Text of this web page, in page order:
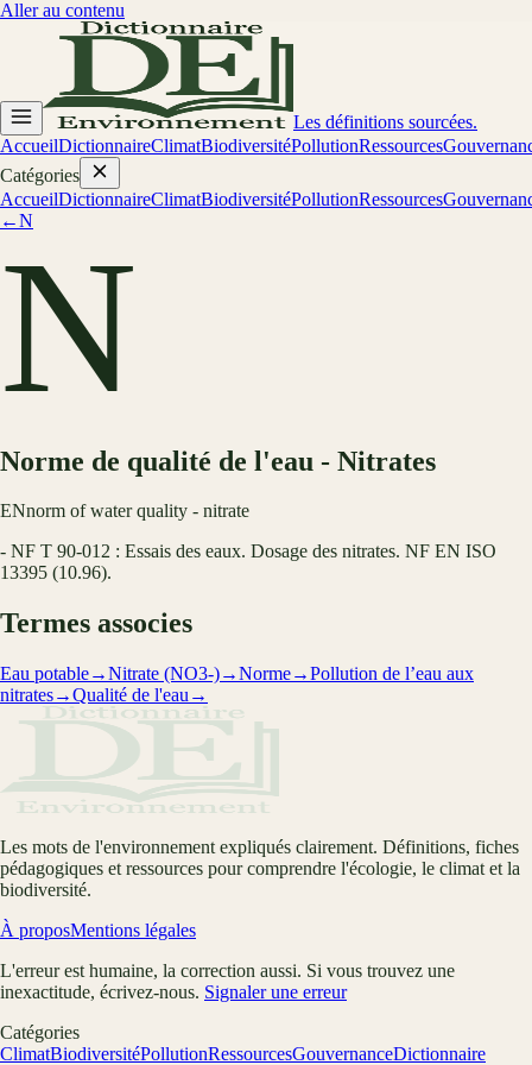
Aller au contenu
Les définitions sourcées.
AccueilDictionnaireClimatBiodiversitéPollutionRessources
Catégories
AccueilDictionnaireClimatBiodiversitéPollutionRessources
←N
N
Norme de qualité de l'eau - Nitrates
ENnorm of water quality - nitrate
- NF T 90-012 : Essais des eaux. Dosage des nitrates. NF EN ISO
13395 (10.96).
Termes associes
Eau potable→Nitrate (NO3-)→Norme→Pollution de l’eau aux
nitrates→Qualité de l'eau →
Les mots de l'environnement expliqués clairement. Définitions, fiches
pédagogiques et ressources pour comprendre l'écologie, le climat et la
biodiversité.
À proposMentions légales
L'erreur est humaine, la correction aussi. Si vous trouvez une
inexactitude, écrivez-nous. Signaler une erreur
Catégories
ClimatBiodiversitéPollutionRessourcesGouvernanceDictionnaire